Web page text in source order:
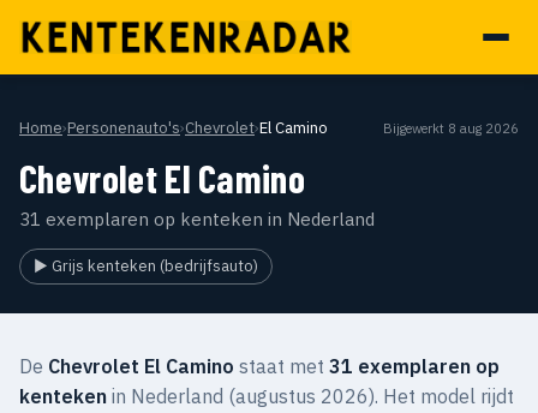
Home›Personenauto's›Chevrolet›El Camino Bijgewerkt 8 aug 2026
Chevrolet El Camino
31 exemplaren op kenteken in Nederland
▶ Grijs kenteken (bedrijfsauto)
De Chevrolet El Camino staat met 31 exemplaren op
kenteken in Nederland (augustus 2026). Het model rijdt